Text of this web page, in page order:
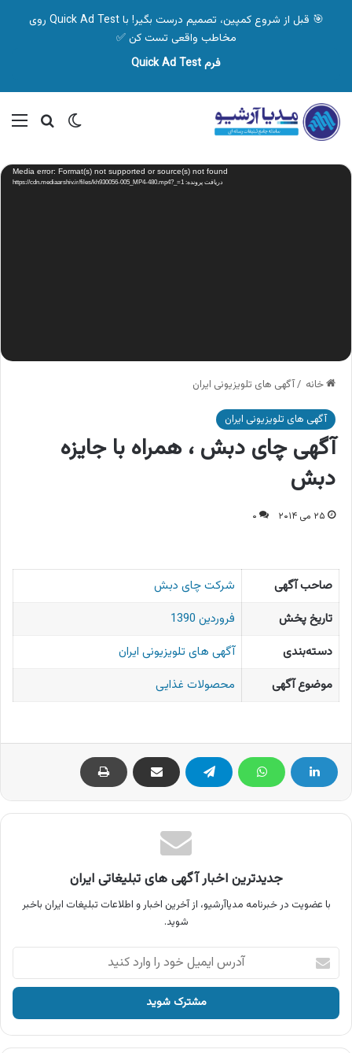
🎯 قبل از شروع کمپین، تصمیم درست بگیر! با Quick Ad Test روی
مخاطب واقعی تست کن ✅
فرم Quick Ad Test
تغییر پوسته
نمایشگر
ویدیو Media error: Format(s) not supported or source(s) not found
دریافت پرونده: https://cdn.mediaarshiv.ir/files/kh930056-005_MP4-480.mp4?_=1
خانه /آگهی های تلویزیونی ایران
آگهی های تلویزیونی ایران
آگهی چای دبش ، همراه با جایزه
دبش
۲۵ می ۲۰۱۴ ۰
صاحب آگهی
شرکت چای دبش
تاریخ پخش
فروردین 1390
دسته‌بندی
آگهی های تلویزیونی ایران
موضوع آگهی
محصولات غذایی
جدیدترین اخبار آگهی های تبلیغاتی ایران
با عضویت در خبرنامه مدیاآرشیو، از آخرین اخبار و اطلاعات تبلیغات ایران باخبر
شوید.
آدرس
ایمیل
خود
وارد
کنید